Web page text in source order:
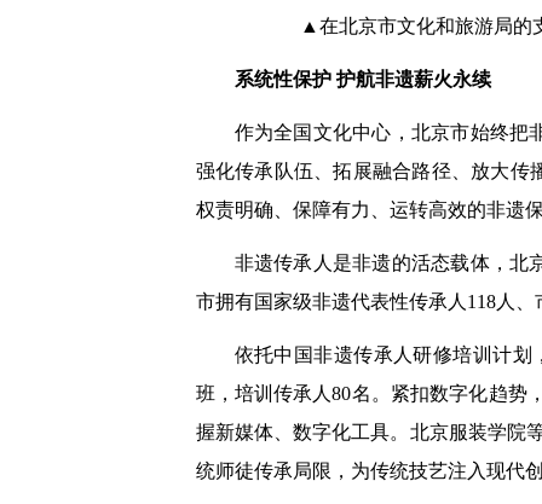
▲在北京市文化和旅游局的
系统性保护 护航非遗薪火永续
作为全国文化中心，北京市始终把
强化传承队伍、拓展融合路径、放大传
权责明确、保障有力、运转高效的非遗
非遗传承人是非遗的活态载体，北
市拥有国家级非遗代表性传承人118人
依托中国非遗传承人研修培训计划
班，培训传承人80名。紧扣数字化趋势
握新媒体、数字化工具。北京服装学院
统师徒传承局限，为传统技艺注入现代